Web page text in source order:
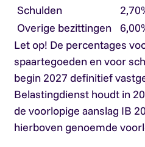
Schulden
Overige bezittingen
Let op! De percentages
spaartegoeden en voor
begin 2027 definitief
Belastingdienst houdt in
de voorlopige aanslag IB
hierboven genoemde